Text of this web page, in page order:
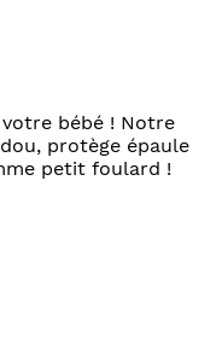
votre bébé ! Notre
protège épaule
petit foulard !